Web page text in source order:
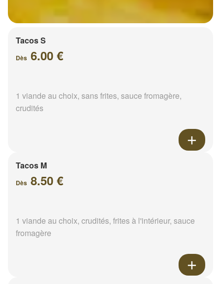
Tacos S
Dès 6.00 €
1 viande au choix, sans frites, sauce fromagère,
crudités
Tacos M
Dès 8.50 €
1 viande au choix, crudités, frites à l'intérieur, sauce
fromagère